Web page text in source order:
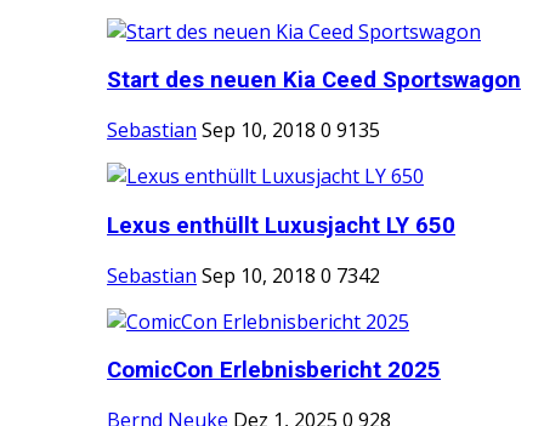
Start des neuen Kia Ceed Sportswagon
Sebastian Sep 10, 2018 0 9135
Lexus enthüllt Luxusjacht LY 650
Sebastian Sep 10, 2018 0 7342
ComicCon Erlebnisbericht 2025
Bernd Neuke Dez 1, 2025 0 928